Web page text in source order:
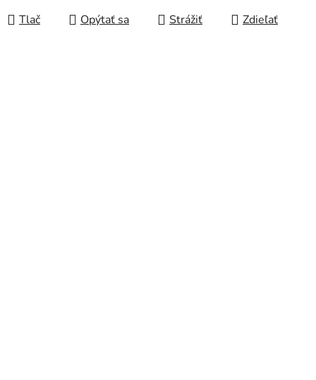
Tlač Opýtať sa Strážiť Zdieľať